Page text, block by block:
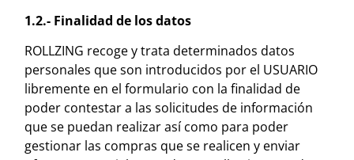
1.2.- Finalidad de los datos
ROLLZING recoge y trata determinados datos
personales que son introducidos por el USUARIO
libremente en el formulario con la finalidad de
poder contestar a las solicitudes de información
que se puedan realizar así como para poder
gestionar las compras que se realicen y enviar